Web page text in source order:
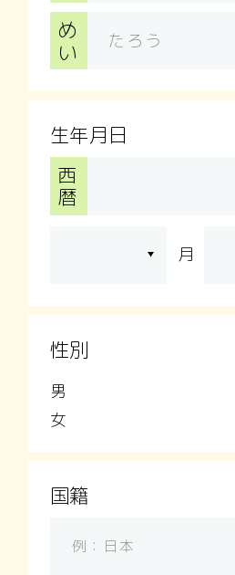
め
い
生年月日
西
暦
月
性別
男
女
国籍